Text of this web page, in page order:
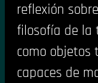
reflexión
filosofía de la
como objetos
capaces de